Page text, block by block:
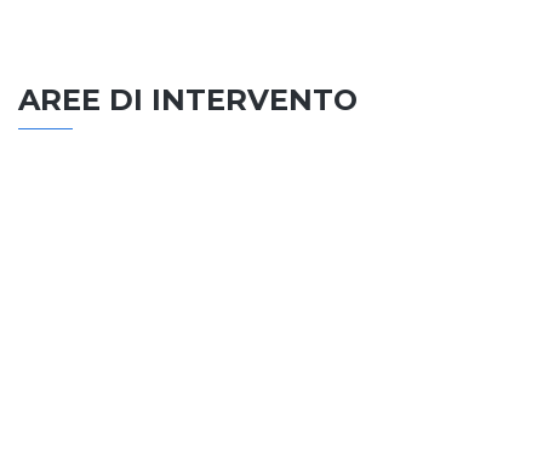
AREE DI INTERVENTO